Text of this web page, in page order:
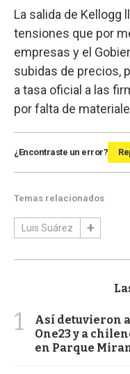
La salida de Kellogg
tensiones que por
empresas y el
subidas de precios,
a tasa oficial a las
por falta de
¿Encontraste un error?
Temas relacionados
Luis Suárez
1
Así detuvieron
One23 y a
en Parque